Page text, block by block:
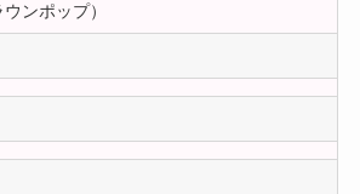
ンポップ）